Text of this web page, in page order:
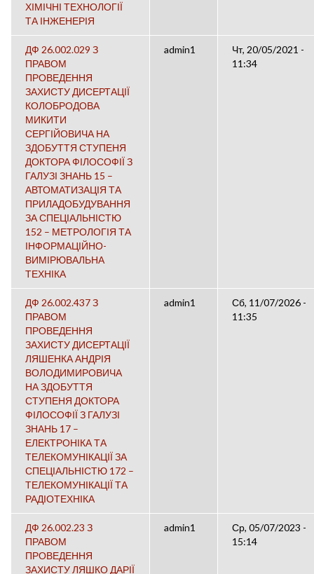
ХІМІЧНІ ТЕХНОЛОГІЇ
ТА ІНЖЕНЕРІЯ
ДФ 26.002.029 З
ПРАВОМ
ПРОВЕДЕННЯ
ЗАХИСТУ ДИСЕРТАЦІЇ
КОЛОБРОДОВА
МИКИТИ
СЕРГІЙОВИЧА НА
ЗДОБУТТЯ СТУПЕНЯ
ДОКТОРА ФІЛОСОФІЇ З
ГАЛУЗІ ЗНАНЬ 15 –
АВТОМАТИЗАЦІЯ ТА
ПРИЛАДОБУДУВАННЯ
ЗА СПЕЦІАЛЬНІСТЮ
152 – МЕТРОЛОГІЯ ТА
ІНФОРМАЦІЙНО-
ВИМІРЮВАЛЬНА
ТЕХНІКА
admin1
Чт, 20/05/2021 -
11:34
ДФ 26.002.437 З
ПРАВОМ
ПРОВЕДЕННЯ
ЗАХИСТУ ДИСЕРТАЦІЇ
ЛЯШЕНКА АНДРІЯ
ВОЛОДИМИРОВИЧА
НА ЗДОБУТТЯ
СТУПЕНЯ ДОКТОРА
ФІЛОСОФІЇ З ГАЛУЗІ
ЗНАНЬ 17 –
ЕЛЕКТРОНІКА ТА
ТЕЛЕКОМУНІКАЦІЇ ЗА
СПЕЦІАЛЬНІСТЮ 172 –
ТЕЛЕКОМУНІКАЦІЇ ТА
РАДІОТЕХНІКА
admin1
Сб, 11/07/2026 -
11:35
ДФ 26.002.23 З
ПРАВОМ
ПРОВЕДЕННЯ
ЗАХИСТУ ЛЯШКО ДАРІЇ
admin1
Ср, 05/07/2023 -
15:14